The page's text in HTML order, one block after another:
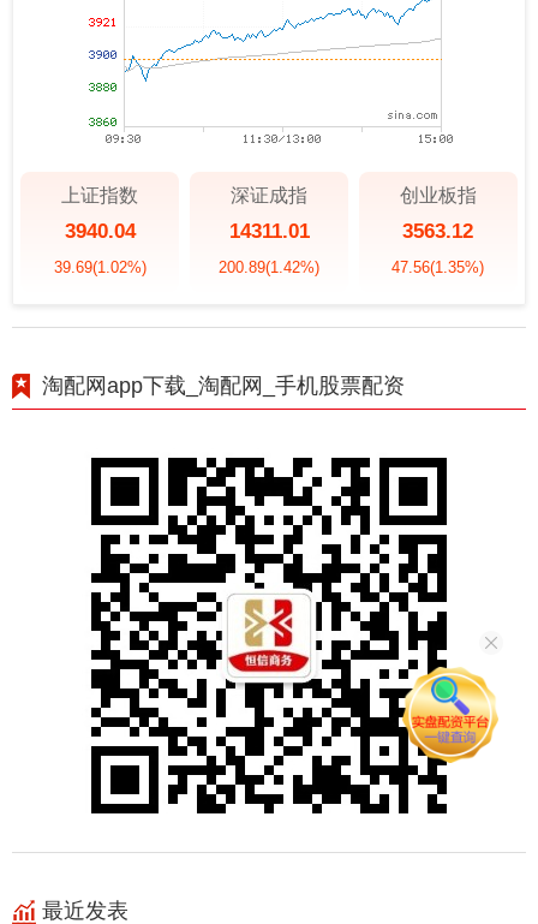
上证指数
3940.04
39.69(1.02%)
深证成指
14311.01
200.89(1.42%)
创业板指
3563.12
47.56(1.35%)
淘配网app下载_淘配网_手机股票配资
最近发表